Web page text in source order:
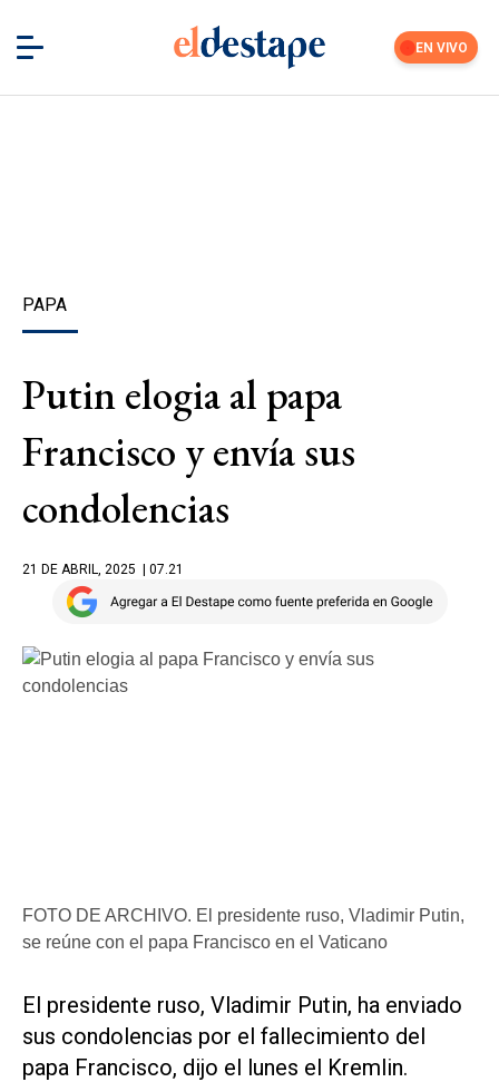
EN VIVO
PAPA
Putin elogia al papa
Francisco y envía sus
condolencias
21 DE ABRIL, 2025 | 07.21
FOTO DE ARCHIVO. El presidente ruso, Vladimir Putin,
se reúne con el papa Francisco en el Vaticano
El presidente ruso, Vladimir Putin, ha enviado
sus condolencias por el fallecimiento del
papa Francisco, dijo el lunes el Kremlin.